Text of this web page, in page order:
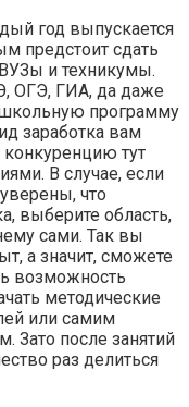
год выпускается
предстоит сдать
и техникумы.
ОГЭ, ГИА, да даже
программу
заработка вам
тут
В случае, если
что
выберите область,
сами. Так вы
а значит, сможете
возможность
методические
или самим
Зато после занятий
раз делиться